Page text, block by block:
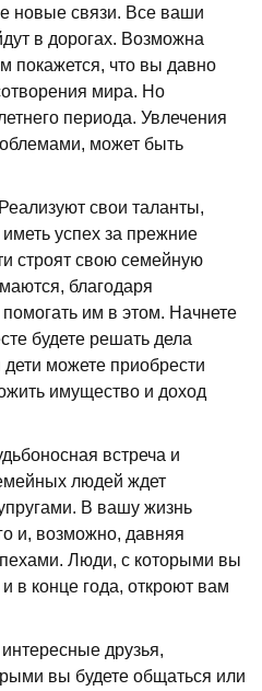
новые связи. Все ваши
в дорогах. Возможна
покажется, что вы давно
мира. Но
периода. Увлечения
может быть
свои таланты,
иметь успех за прежние
строят свою семейную
благодаря
им в этом. Начнете
будете решать дела
можете приобрести
имущество и доход
встреча и
людей ждет
В вашу жизнь
и, возможно, давняя
Люди, с которыми вы
в конце года, откроют вам
друзья,
вы будете общаться или